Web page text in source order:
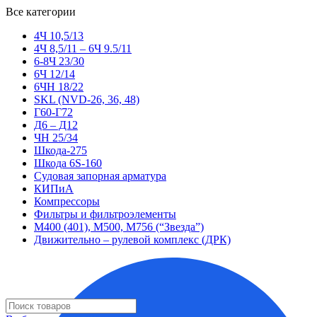
Все категории
4Ч 10,5/13
4Ч 8,5/11 – 6Ч 9.5/11
6-8Ч 23/30
6Ч 12/14
6ЧН 18/22
SKL (NVD-26, 36, 48)
Г60-Г72
Д6 – Д12
ЧН 25/34
Шкода-275
Шкода 6S-160
Судовая запорная арматура
КИПиА
Компрессоры
Фильтры и фильтроэлементы
М400 (401), М500, М756 (“Звезда”)
Движительно – рулевой комплекс (ДРК)